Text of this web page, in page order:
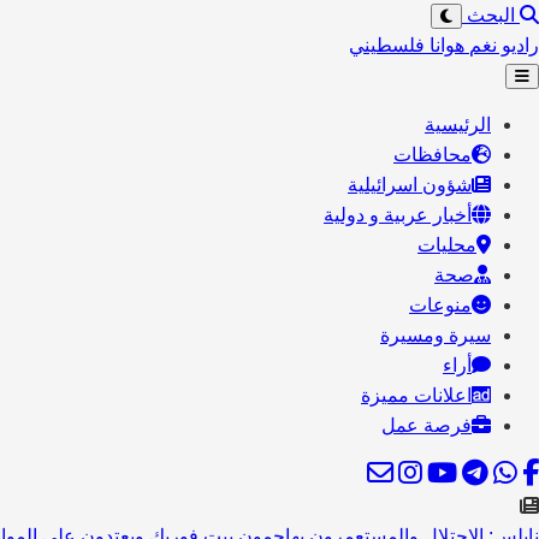
البحث
راديو نغم هوانا فلسطيني
الرئيسية
محافظات
شؤون اسرائيلية
أخبار عربية و دولية
محليات
صحة
منوعات
سيرة ومسيرة
أراء
اعلانات مميزة
فرصة عمل